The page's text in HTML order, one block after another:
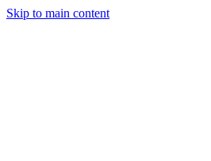
Skip to main content